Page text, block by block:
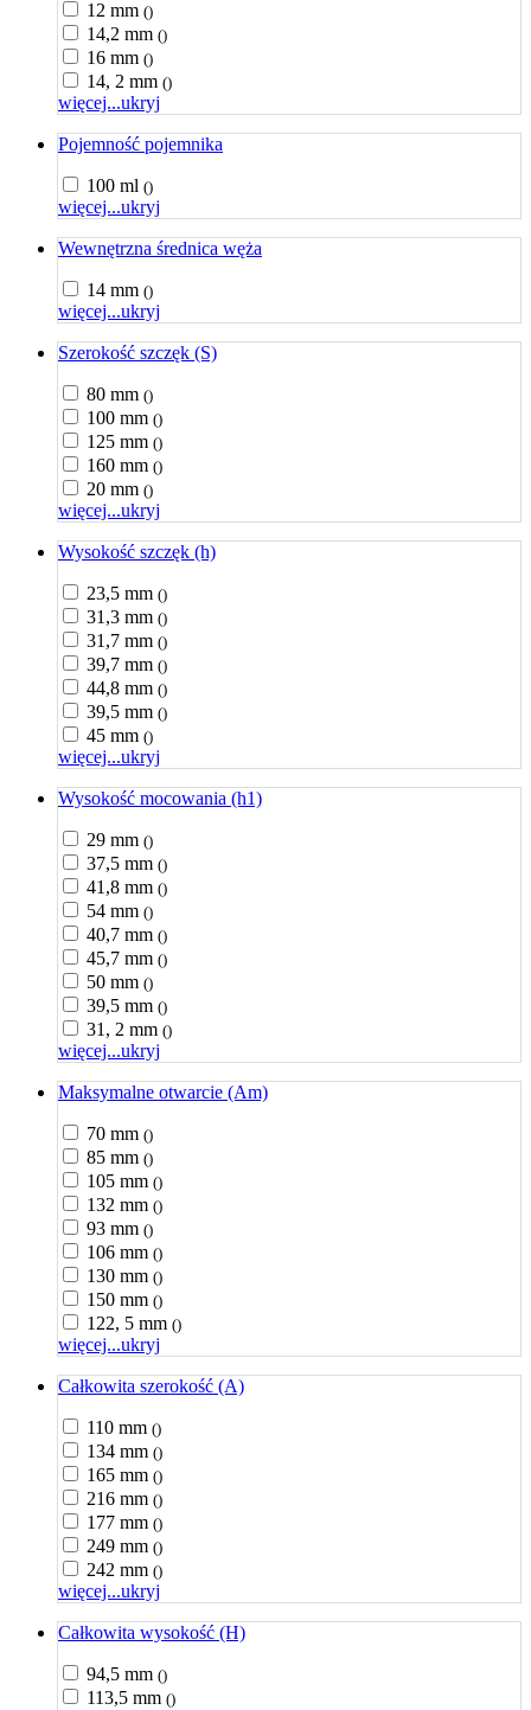
12 mm ()
14,2 mm ()
16 mm ()
14, 2 mm ()
więcej...ukryj
Pojemność pojemnika
100 ml ()
więcej...ukryj
Wewnętrzna średnica węża
14 mm ()
więcej...ukryj
Szerokość szczęk (S)
80 mm ()
100 mm ()
125 mm ()
160 mm ()
20 mm ()
więcej...ukryj
Wysokość szczęk (h)
23,5 mm ()
31,3 mm ()
31,7 mm ()
39,7 mm ()
44,8 mm ()
39,5 mm ()
45 mm ()
więcej...ukryj
Wysokość mocowania (h1)
29 mm ()
37,5 mm ()
41,8 mm ()
54 mm ()
40,7 mm ()
45,7 mm ()
50 mm ()
39,5 mm ()
31, 2 mm ()
więcej...ukryj
Maksymalne otwarcie (Am)
70 mm ()
85 mm ()
105 mm ()
132 mm ()
93 mm ()
106 mm ()
130 mm ()
150 mm ()
122, 5 mm ()
więcej...ukryj
Całkowita szerokość (A)
110 mm ()
134 mm ()
165 mm ()
216 mm ()
177 mm ()
249 mm ()
242 mm ()
więcej...ukryj
Całkowita wysokość (H)
94,5 mm ()
113,5 mm ()